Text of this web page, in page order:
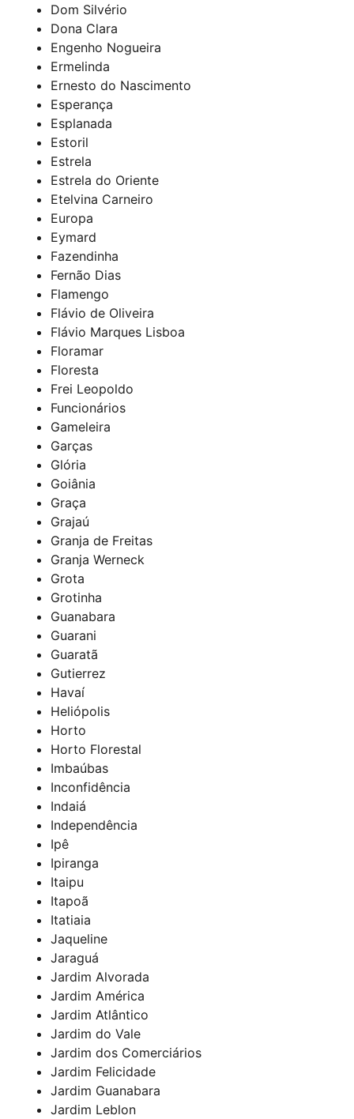
Dom Silvério
Dona Clara
Engenho Nogueira
Ermelinda
Ernesto do Nascimento
Esperança
Esplanada
Estoril
Estrela
Estrela do Oriente
Etelvina Carneiro
Europa
Eymard
Fazendinha
Fernão Dias
Flamengo
Flávio de Oliveira
Flávio Marques Lisboa
Floramar
Floresta
Frei Leopoldo
Funcionários
Gameleira
Garças
Glória
Goiânia
Graça
Grajaú
Granja de Freitas
Granja Werneck
Grota
Grotinha
Guanabara
Guarani
Guaratã
Gutierrez
Havaí
Heliópolis
Horto
Horto Florestal
Imbaúbas
Inconfidência
Indaiá
Independência
Ipê
Ipiranga
Itaipu
Itapoã
Itatiaia
Jaqueline
Jaraguá
Jardim Alvorada
Jardim América
Jardim Atlântico
Jardim do Vale
Jardim dos Comerciários
Jardim Felicidade
Jardim Guanabara
Jardim Leblon